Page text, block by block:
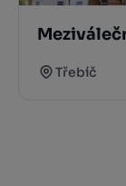
Třebíč